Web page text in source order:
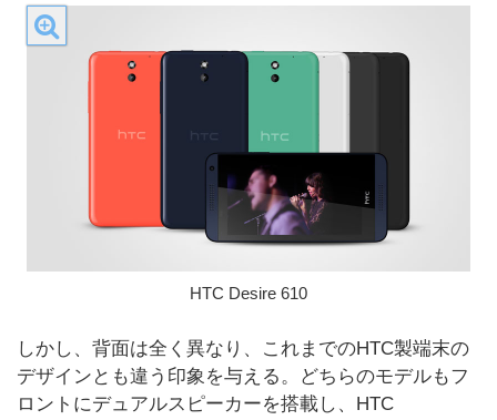
HTC Desire 610
しかし、背面は全く異なり、これまでのHTC製端末の
デザインとも違う印象を与える。どちらのモデルもフ
ロントにデュアルスピーカーを搭載し、HTC